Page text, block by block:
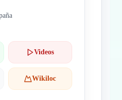
Videos
Wikiloc